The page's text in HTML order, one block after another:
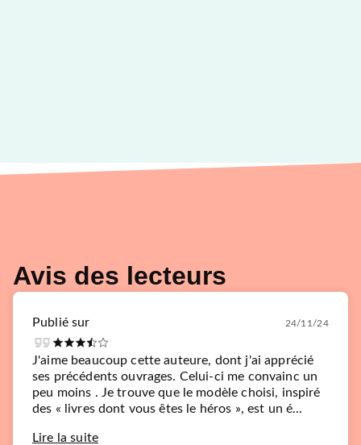
Avis des lecteurs
Publié sur 24/11/24
J'aime beaucoup cette auteure, dont j'ai apprécié
ses précédents ouvrages. Celui-ci me convainc un
peu moins . Je trouve que le modèle choisi, inspiré
des « livres dont vous êtes le héros », est un é...
Lire la suite